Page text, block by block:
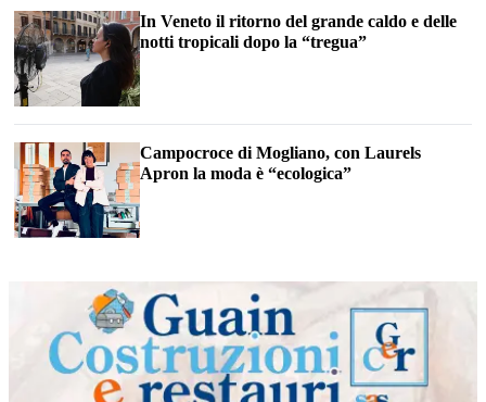
In Veneto il ritorno del grande caldo e delle
notti tropicali dopo la “tregua”
Campocroce di Mogliano, con Laurels
Apron la moda è “ecologica”